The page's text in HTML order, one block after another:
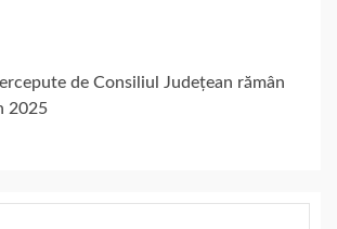
de Consiliul Județean rămân
2025